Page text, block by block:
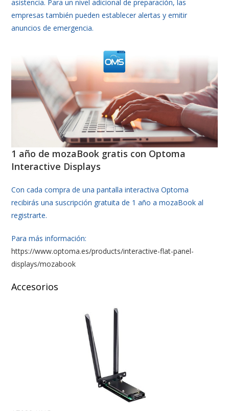
asistencia. Para un nivel adicional de preparación, las
empresas también pueden establecer alertas y emitir
anuncios de emergencia.
1 año de mozaBook gratis con Optoma
Interactive Displays
Con cada compra de una pantalla interactiva Optoma
recibirás una suscripción gratuita de 1 año a mozaBook al
registrarte.
Para más información:
https://www.optoma.es/products/interactive-flat-panel-
displays/mozabook
Accesorios